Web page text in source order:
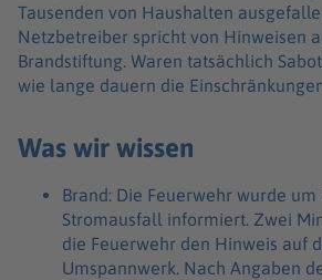
Tausenden von Haushalten
Netzbetreiber spricht von Hinweisen
Brandstiftung. Waren tatsächlich
wie lange dauern die
Was wir wissen
Brand: Die Feuerwehr wurde
Stromausfall informiert. Zwei
die Feuerwehr den Hinweis auf
Umspannwerk. Nach Angaben